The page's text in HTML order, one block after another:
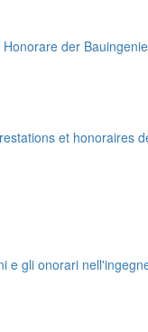
der
et honoraires
e gli onorari